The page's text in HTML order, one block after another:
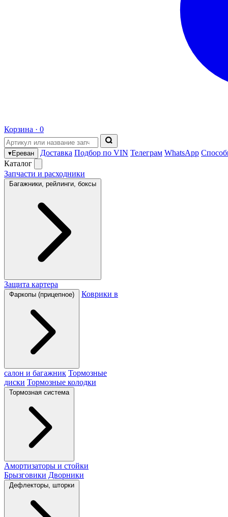
Корзина · 0
▾Ереван Доставка Подбор по VIN Телеграм WhatsApp
Каталог
Запчасти и расходники
Багажники, рейлинги, боксы
Защита картера
Фаркопы (прицепное) Коврики в
салон и багажник Тормозные
диски Тормозные колодки
Тормозная система
Амортизаторы и стойки
Брызговики Дворники
Дефлекторы, шторки